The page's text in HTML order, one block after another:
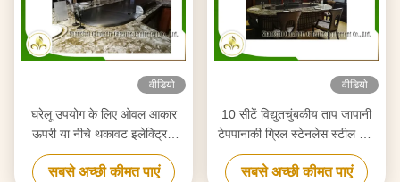
वीडियो
घरेलू उपयोग के लिए ओवल आकार
ऊपरी या नीचे थकावट इलेक्ट्रिक
ट्यूब हीटर टेपपानाकी ग्रिल
सबसे अच्छी कीमत पाएं
वीडियो
10 सीटें विद्युतचुंबकीय ताप जापानी
टेपपानाकी ग्रिल स्टेनलेस स्टील और
मिश्र धातु इस्पात
सबसे अच्छी कीमत पाएं